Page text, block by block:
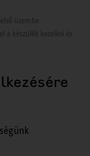
üzembe
a készülék kezelési és